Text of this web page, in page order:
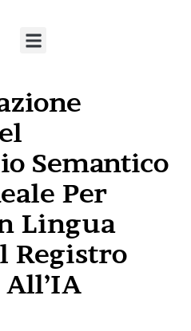
Semantico
Per
Lingua
Registro